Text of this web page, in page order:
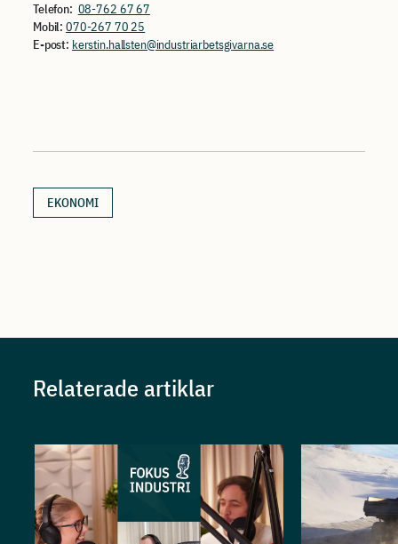
Telefon: 08-762 67 67
Mobil:070-267 70 25
E-post: kerstin.hallsten@industriarbetsgivarna.se
EKONOMI
Relaterade artiklar